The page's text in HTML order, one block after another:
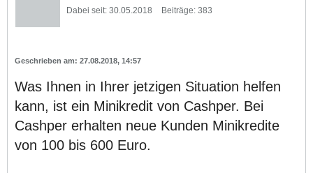
Dabei seit: 30.05.2018 Beiträge: 383
27.08.2018, 14:57
Was Ihnen in Ihrer jetzigen Situation helfen
kann, ist ein Minikredit von Cashper. Bei
Cashper erhalten neue Kunden Minikredite
von 100 bis 600 Euro.